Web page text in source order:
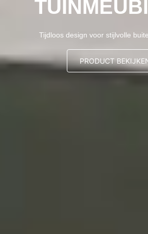
Tijdloos design voor stijlvolle
PRODUCT